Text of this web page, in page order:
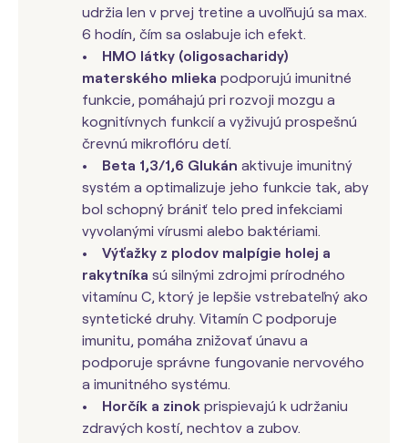
udržia len v prvej tretine a uvoľňujú sa max.
6 hodín, čím sa oslabuje ich efekt.
•
HMO látky (oligosacharidy)
materského mlieka podporujú imunitné
funkcie, pomáhajú pri rozvoji mozgu a
kognitívnych funkcií a vyživujú prospešnú
črevnú mikroflóru detí.
•
Beta 1,3/1,6 Glukán aktivuje imunitný
systém a optimalizuje jeho funkcie tak, aby
bol schopný brániť telo pred infekciami
vyvolanými vírusmi alebo baktériami.
•
Výťažky z plodov malpígie holej a
rakytníka sú silnými zdrojmi prírodného
vitamínu C, ktorý je lepšie vstrebateľný ako
syntetické druhy. Vitamín C podporuje
imunitu, pomáha znižovať únavu a
podporuje správne fungovanie nervového
a imunitného systému.
• Horčík a zinok prispievajú k udržaniu
zdravých kostí, nechtov a zubov.